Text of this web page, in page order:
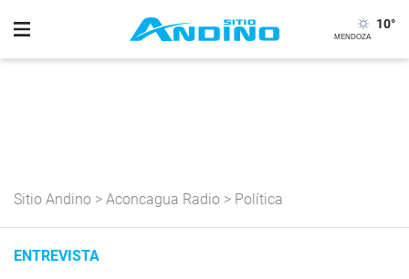
10°
Sitio Andino > Aconcagua Radio > Política
ENTREVISTA